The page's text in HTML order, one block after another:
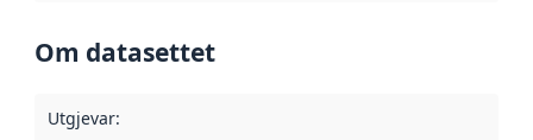
Om datasettet
Utgjevar: